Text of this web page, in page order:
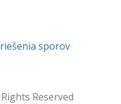
sporov
Reserved